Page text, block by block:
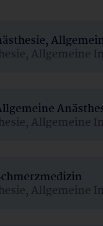
Allgemeine
Allgemeine
Allgemeine